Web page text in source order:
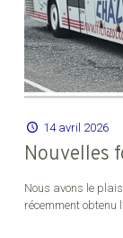
14 avril 2026
Nouvelles
Nous avons le
récemment obtenu